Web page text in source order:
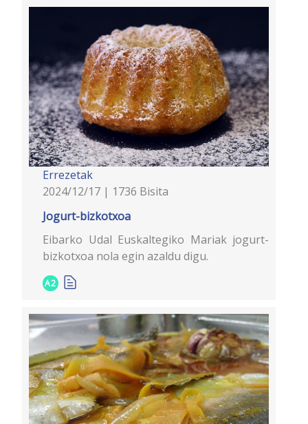
Errezetak
2024/12/17 | 1736 Bisita
Jogurt-bizkotxoa
Eibarko Udal Euskaltegiko Mariak jogurt-
bizkotxoa nola egin azaldu digu.
A2